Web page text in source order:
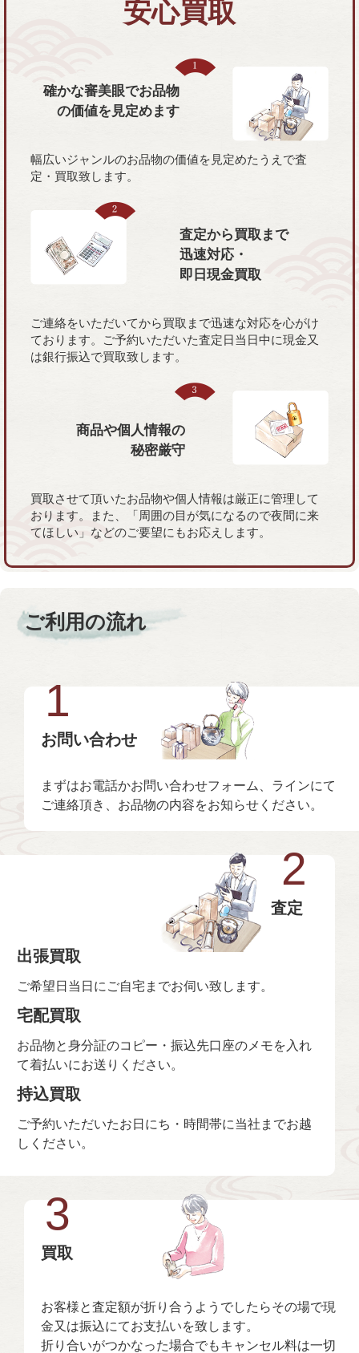
安心買取
確かな審美眼でお品物
の価値を 見定めます
幅広いジャンルのお品物の価値を見定めたうえで査
定・買取致します。
査定から買取まで
迅速対応・
即日現金買取
ご連絡をいただいてから買取まで迅速な対応を心がけ
ております。ご予約いただいた査定日当日中に現金又
は銀行振込で買取致します。
商品や個人情報の
秘密厳守
買取させて頂いたお品物や個人情報は厳正に管理して
おります。また、「周囲の目が気になるので夜間に来
てほしい」などのご要望にもお応えします。
ご利用の流れ
1
お問い合わせ
まずはお電話かお問い合わせフォーム、ラインにて
ご連絡頂き、お品物の内容をお知らせください。
2
査定
出張買取
ご希望日当日にご自宅までお伺い致します。
宅配買取
お品物と身分証のコピー・振込先口座のメモを入れ
て着払いにお送りください。
持込買取
ご予約いただいたお日にち・時間帯に当社までお越
しください。
3
買取
お客様と査定額が折り合うようでしたらその場で現
金又は振込にてお支払いを致します。
折り合いがつかなった場合でもキャンセル料は一切